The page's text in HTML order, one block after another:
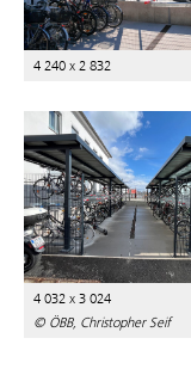
4 240 x 2 832
4 032 x 3 024
© ÖBB, Christopher Seif